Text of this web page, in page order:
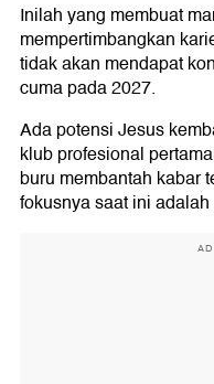
Inilah yang membuat
mempertimbangkan
tidak akan mendapat
cuma pada 2027.
Ada potensi Jesus
klub profesional
buru membantah kabar
fokusnya saat ini